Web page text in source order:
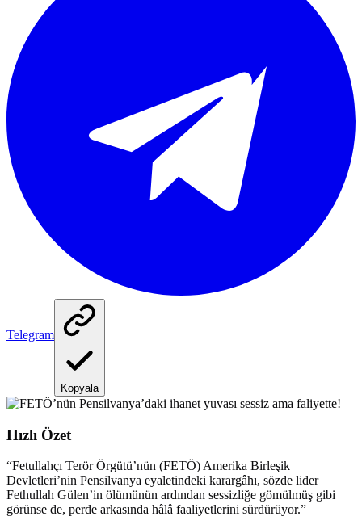
Telegram
Kopyala
Hızlı Özet
“Fetullahçı Terör Örgütü’nün (FETÖ) Amerika Birleşik
Devletleri’nin Pensilvanya eyaletindeki karargâhı, sözde lider
Fethullah Gülen’in ölümünün ardından sessizliğe gömülmüş gibi
görünse de, perde arkasında hâlâ faaliyetlerini sürdürüyor.”